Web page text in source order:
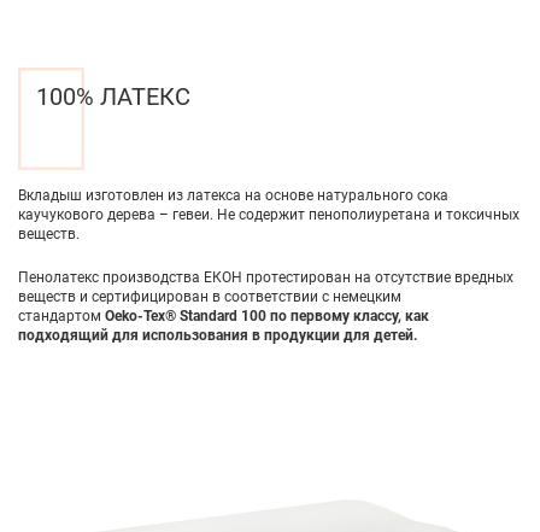
100% ЛАТЕКС
Вкладыш изготовлен из латекса на основе натурального сока
каучукового дерева – гевеи. Не содержит пенополиуретана и токсичных
веществ.
Пенолатекс производства ЕКОН протестирован на отсутствие вредных
веществ и сертифицирован в соответствии с немецким
стандартом Oeko-Tex® Standard 100 по первому классу, как
подходящий для использования в продукции для детей.